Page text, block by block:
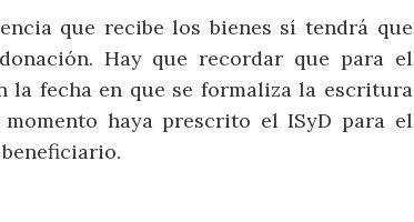
que recibe los bienes sí tendrá que
Hay que recordar que para el
la fecha en que se formaliza la escritura
haya prescrito el ISyD para el